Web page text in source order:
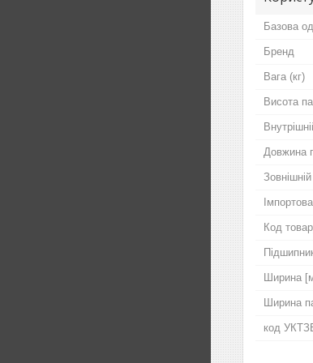
Базова
Бренд
Вага (кг)
Висота
Довжина
Код
Ширина
Ширина
код